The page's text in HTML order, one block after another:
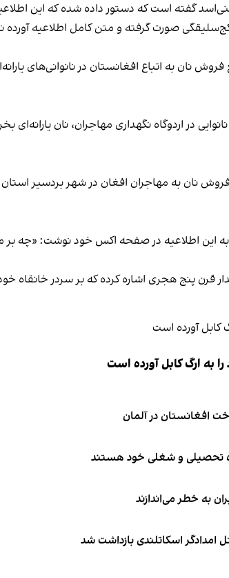
گفته است که دستور داده شده که این
صورت گرفته و متن کامل اطلاعیه آورده
نان به اتباع افغانستان در نانوانی‌های
در اردوگاه نگهداری مهاجران، نان
نان به مهاجران افغان در شهر بردسیر
این اطلاعیه در صفحه اکس خود نوشت: «چه بر
قرن پنج هجری اشاره کرده که بر سردر خانقاه
به ارگ کابل آورده است
تحصیلی و شغلی خود هستند
به خطر می‌اندازند
امدادگر اسکاتلندی بازداشت شد